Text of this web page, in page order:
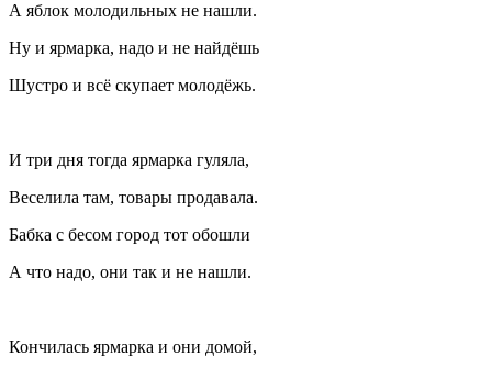
А яблок молодильных не нашли.
Ну и ярмарка, надо и не найдёшь
Шустро и всё скупает молодёжь.
И три дня тогда ярмарка гуляла,
Веселила там, товары продавала.
Бабка с бесом город тот обошли
А что надо, они так и не нашли.
Кончилась ярмарка и они домой,